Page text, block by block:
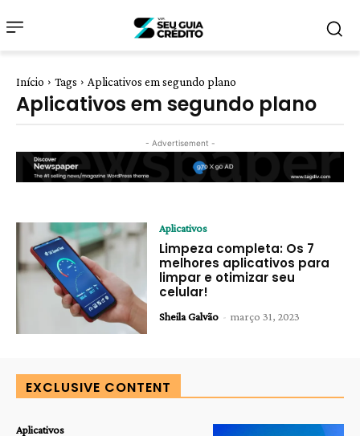
Início Tags Aplicativos em segundo plano
Aplicativos em segundo plano
- Advertisement -
Aplicativos
Limpeza completa: Os 7
melhores aplicativos para
limpar e otimizar seu
celular!
Sheila Galvão - março 31, 2023
EXCLUSIVE CONTENT
Aplicativos